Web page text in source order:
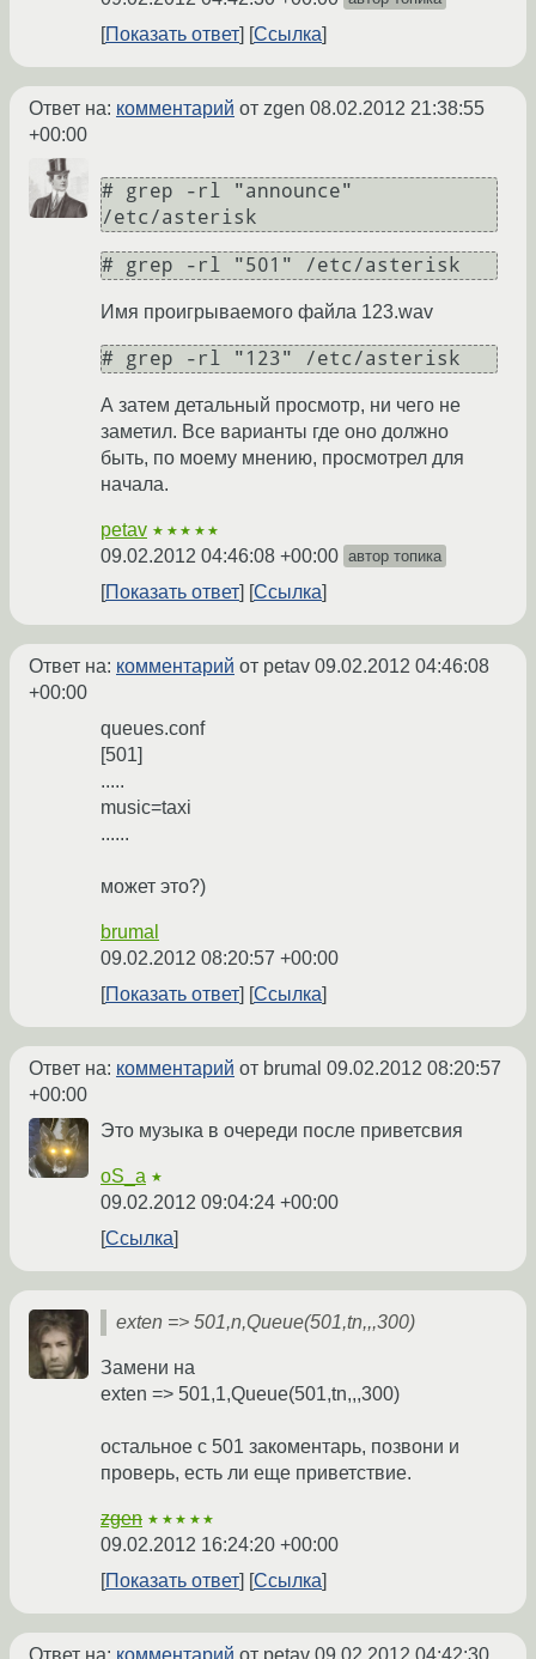
Показать ответ Ссылка
Ответ на: комментарий от zgen 08.02.2012 21:38:55
+00:00
# grep -rl "announce"
Имя проигрываемого файла 123.wav
А затем детальный просмотр, ни чего не
заметил. Все варианты где оно должно
быть, по моему мнению, просмотрел для
начала.
petav ★★★★★
09.02.2012 04:46:08 +00:00 автор топика
Показать ответ Ссылка
Ответ на: комментарий от petav 09.02.2012 04:46:08
+00:00
queues.conf
[501]
.....
music=taxi
......
может это?)
brumal
09.02.2012 08:20:57 +00:00
Показать ответ
Ссылка
Ответ на: комментарий от brumal 09.02.2012 08:20:57
+00:00
Это музыка в очереди после приветсвия
oS_a ★
09.02.2012 09:04:24 +00:00
Ссылка
exten => 501,n,Queue(501,tn,,,300)
Замени на
exten => 501,1,Queue(501,tn,,,300)
остальное с 501 закоментарь, позвони и
проверь, есть ли еще приветствие.
zgen ★★★★★
09.02.2012 16:24:20 +00:00
Показать ответ
Ссылка